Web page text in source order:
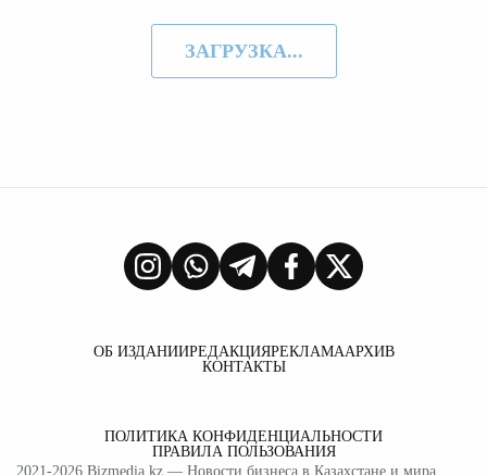
ЗАГРУЗКА...
ОБ ИЗДАНИИРЕДАКЦИЯРЕКЛАМААРХИВ
КОНТАКТЫ
ПОЛИТИКА КОНФИДЕНЦИАЛЬНОСТИ
ПРАВИЛА ПОЛЬЗОВАНИЯ
2021-2026 Bizmedia.kz — Новости бизнеса в Казахстане и мира.